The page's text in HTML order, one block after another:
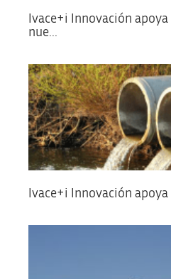
Ivace+i Innovación
nue...
Ivace+i Innovación